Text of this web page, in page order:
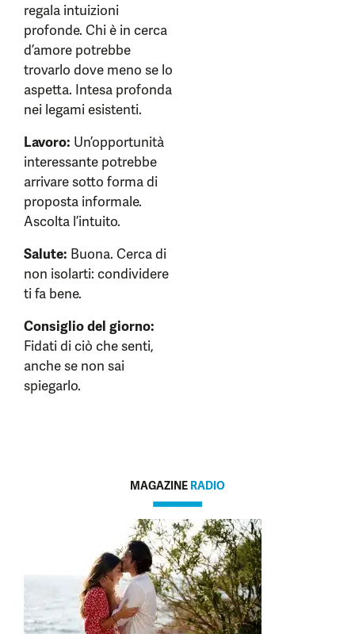
regala intuizioni
profonde. Chi è in cerca
d’amore potrebbe
trovarlo dove meno se lo
aspetta. Intesa profonda
nei legami esistenti.
Lavoro: Un’opportunità
interessante potrebbe
arrivare sotto forma di
proposta informale.
Ascolta l’intuito.
Salute: Buona. Cerca di
non isolarti: condividere
ti fa bene.
Consiglio del giorno:
Fidati di ciò che senti,
anche se non sai
spiegarlo.
MAGAZINE RADIO